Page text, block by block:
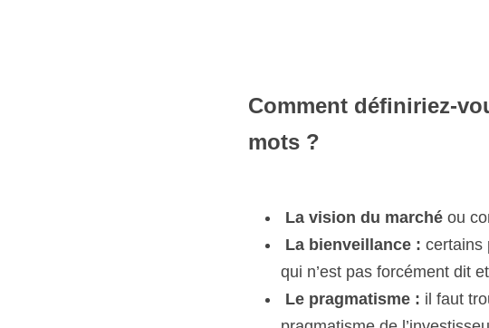
Comment définiriez-
La bienveillance :
certains
n’est pas forcément dit et
Le pragmatisme :
il faut
pragmatisme de